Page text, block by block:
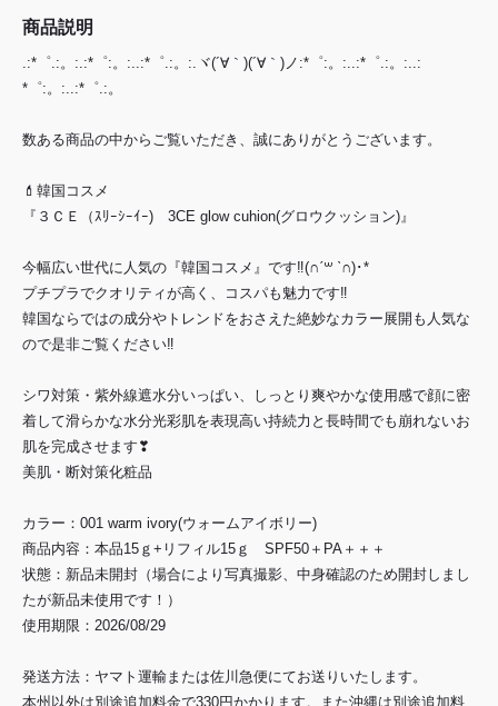
商品説明
.:*゜.:。:.:*゜:。:..:*゜.:。:.ヾ(´∀｀)(´∀｀)ノ:*゜:。:..:*゜.:。:..:
*゜:。:..:*゜.:。
数ある商品の中からご覧いただき、誠にありがとうございます。
💄韓国コスメ
『３ＣＥ（ｽﾘｰｼｰｲｰ) 3CE glow cuhion(グロウクッション)』
今幅広い世代に人気の『韓国コスメ』です‼(∩ˊ꒳ ˋ∩)･*
プチプラでクオリティが高く、コスパも魅力です‼
韓国ならではの成分やトレンドをおさえた絶妙なカラー展開も人気な
ので是非ご覧ください‼
シワ対策・紫外線遮水分いっぱい、しっとり爽やかな使用感で顔に密
着して滑らかな水分光彩肌を表現高い持続力と長時間でも崩れないお
肌を完成させます❣
美肌・断対策化粧品
カラー：001 warm ivory(ウォームアイボリー)
商品内容：本品15ｇ+リフィル15ｇ SPF50＋PA＋＋＋
状態：新品未開封（場合により写真撮影、中身確認のため開封しまし
たが新品未使用です！）
使用期限：2026/08/29
発送方法：ヤマト運輸または佐川急便にてお送りいたします。
本州以外は別途追加料金で330円かかります。また沖縄は別途追加料